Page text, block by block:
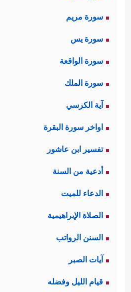
سورة مريم
سورة يس
سورة الواقعة
سورة الملك
آية الكرسي
اواخر سورة البقرة
تفسير ابن عاشور
أدعية من السنة
الدعاء للميت
الصلاة الإبراهيمية
السنن الرواتب
آيات الصبر
قيام الليل وفضله